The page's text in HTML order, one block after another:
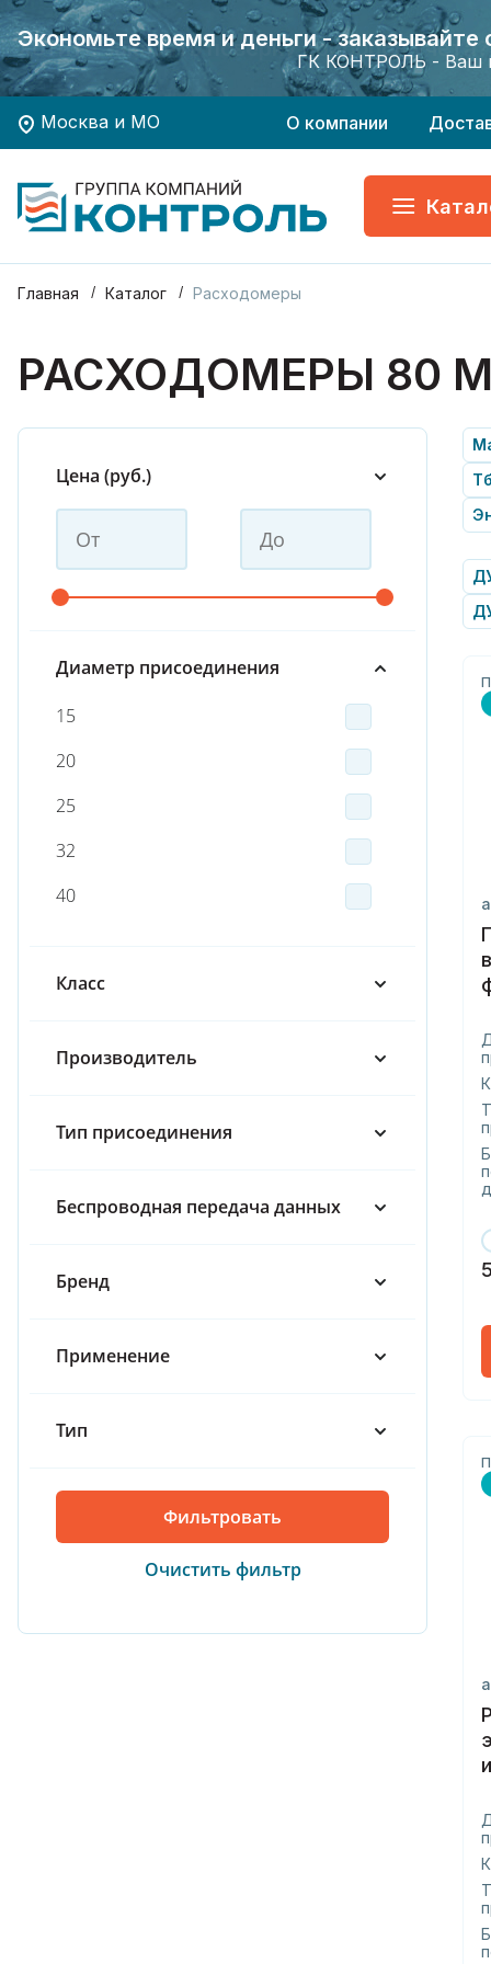
Экономьте время и деньги -
ГК КОНТРОЛЬ - Ваш
Хотите заказать поверку приборов учета?
Экономьте время и деньги -
ГК КОНТРОЛЬ - Ваш
Хотите заказать поверку приборов учета?
Москва и МО О компании
Главная Каталог Расходомеры
РАСХОДОМЕРЫ 80
Цена (руб.)
Диаметр присоединения
15
20
25
32
40
65
100
150
250
400
Ду 15
Класс
Производитель
Тип присоединения
Беспроводная передача данных
Бренд
Применение
Тип